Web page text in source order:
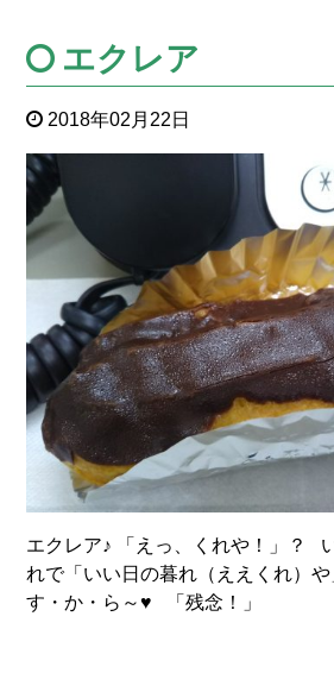
エクレア
2018年02月22日
エクレア♪ 「えっ、くれや！」？
れで「いい日の暮れ（ええくれ）や
す・か・ら～♥ 「残念！」